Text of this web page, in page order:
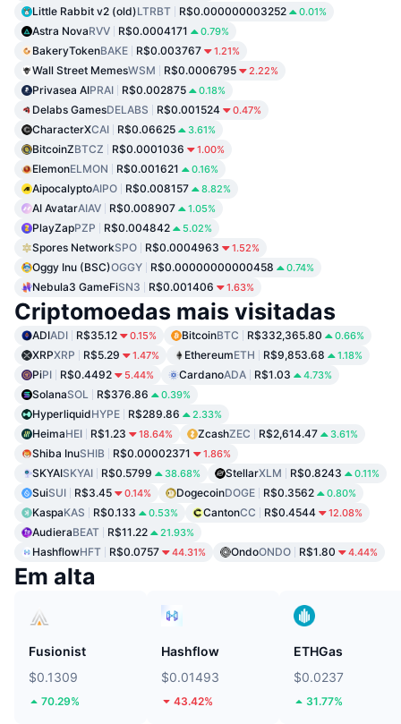
Little Rabbit v2 (old)LTRBT R$0.000000003252 0.01%
Astra NovaRVV R$0.0004171 0.79%
BakeryTokenBAKE R$0.003767 1.21%
Wall Street MemesWSM R$0.0006795 2.22%
Privasea AIPRAI R$0.002875 0.18%
Delabs GamesDELABS R$0.001524 0.47%
CharacterXCAI R$0.06625 3.61%
BitcoinZBTCZ R$0.0001036 1.00%
ElemonELMON R$0.001621 0.16%
AipocalyptoAIPO R$0.008157 8.82%
AI AvatarAIAV R$0.008907 1.05%
PlayZapPZP R$0.004842 5.02%
Spores NetworkSPO R$0.0004963 1.52%
Oggy Inu (BSC)OGGY R$0.00000000000458 0.74%
Nebula3 GameFiSN3 R$0.001406 1.63%
Criptomoedas mais visitadas
ADIADI R$35.12 0.15% BitcoinBTC R$332,365.80 0.66%
XRPXRP R$5.29 1.47% EthereumETH R$9,853.68 1.18%
PiPI R$0.4492 5.44% CardanoADA R$1.03 4.73%
SolanaSOL R$376.86 0.39%
HyperliquidHYPE R$289.86 2.33%
HeimaHEI R$1.23 18.64% ZcashZEC R$2,614.47 3.61%
Shiba InuSHIB R$0.00002371 1.86%
SKYAISKYAI R$0.5799 38.68% StellarXLM R$0.8243 0.11%
SuiSUI R$3.45 0.14% DogecoinDOGE R$0.3562 0.80%
KaspaKAS R$0.133 0.53% CantonCC R$0.4544 12.08%
AudieraBEAT R$11.22 21.93%
HashflowHFT R$0.0757 44.31% OndoONDO R$1.80 4.44%
Em alta
Fusionist
$0.1309
70.29%
Hashflow
$0.01493
43.42%
ETHGas
$0.0237
31.77%